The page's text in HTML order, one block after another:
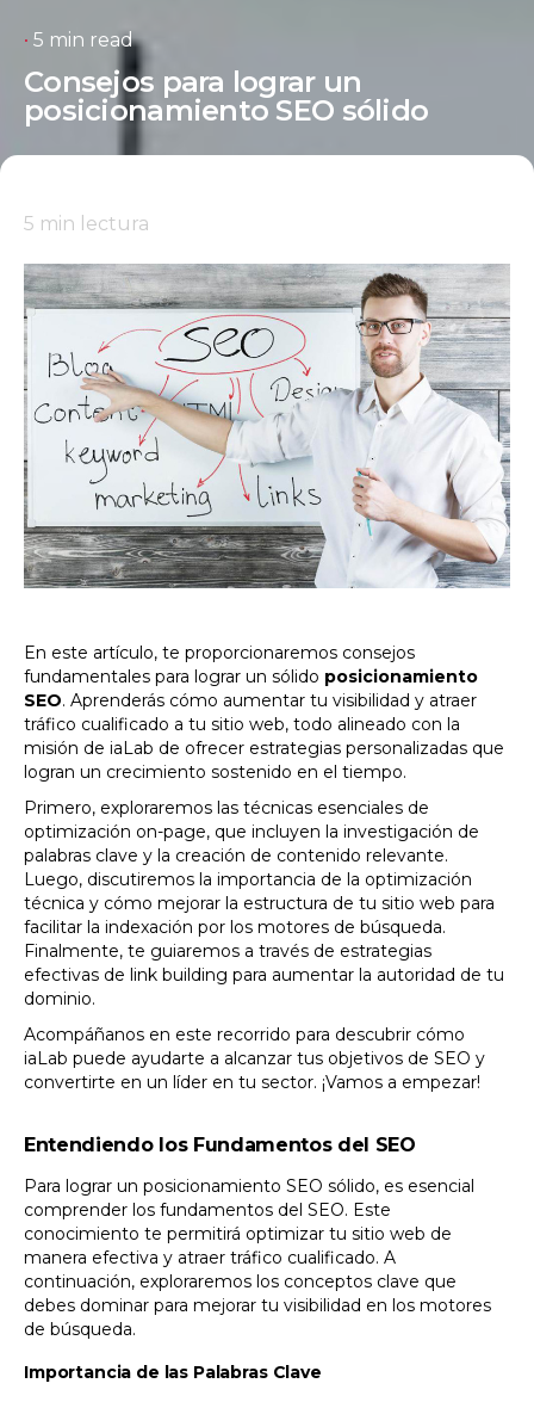
5 min read
Consejos para lograr un
posicionamiento SEO sólido
5 min lectura
En este artículo, te proporcionaremos consejos
fundamentales para lograr un sólido posicionamiento
SEO. Aprenderás cómo aumentar tu visibilidad y atraer
tráfico cualificado a tu sitio web, todo alineado con la
misión de iaLab de ofrecer estrategias personalizadas que
logran un crecimiento sostenido en el tiempo.
Primero, exploraremos las técnicas esenciales de
optimización on-page, que incluyen la investigación de
palabras clave y la creación de contenido relevante.
Luego, discutiremos la importancia de la optimización
técnica y cómo mejorar la estructura de tu sitio web para
facilitar la indexación por los motores de búsqueda.
Finalmente, te guiaremos a través de estrategias
efectivas de link building para aumentar la autoridad de tu
dominio.
Acompáñanos en este recorrido para descubrir cómo
iaLab puede ayudarte a alcanzar tus objetivos de SEO y
convertirte en un líder en tu sector. ¡Vamos a empezar!
Entendiendo los Fundamentos del SEO
Para lograr un posicionamiento SEO sólido, es esencial
comprender los fundamentos del SEO. Este
conocimiento te permitirá optimizar tu sitio web de
manera efectiva y atraer tráfico cualificado. A
continuación, exploraremos los conceptos clave que
debes dominar para mejorar tu visibilidad en los motores
de búsqueda.
Importancia de las Palabras Clave